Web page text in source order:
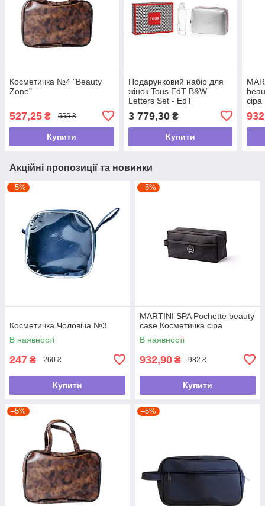
Косметичка №4 "Beauty
Zone"
527,25 ₴ 555 ₴
Купити
Подарунковий набір для
жінок Tous EdT B&W
Letters Set - EdT
(Туалетна вода д/ж TOUS
90мл та косметичка)
3 779,30₴
Купити
сіра
Акційні пропозиції та новинки
–5%
Косметичка Чоловіча №3
В наявності
247 ₴ 260 ₴
Купити
–5%
MARTINI SPA Pochette beauty
case Косметичка сіра
В наявності
932,90 ₴ 982 ₴
Купити
–5% –5%